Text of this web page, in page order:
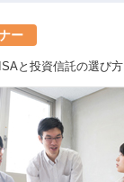
ー
と投資信託の選び方